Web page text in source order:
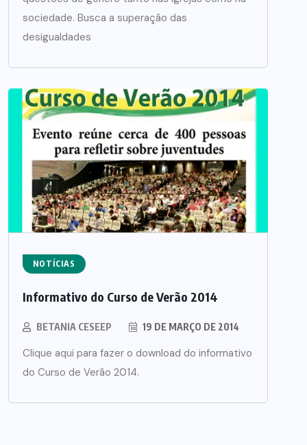
sociedade. Busca a superação das
desigualdades
NOTÍCIAS
Informativo do Curso de Verão 2014
BETANIA CESEEP 19 DE MARÇO DE 2014
Clique aqui para fazer o download do informativo
do Curso de Verão 2014.